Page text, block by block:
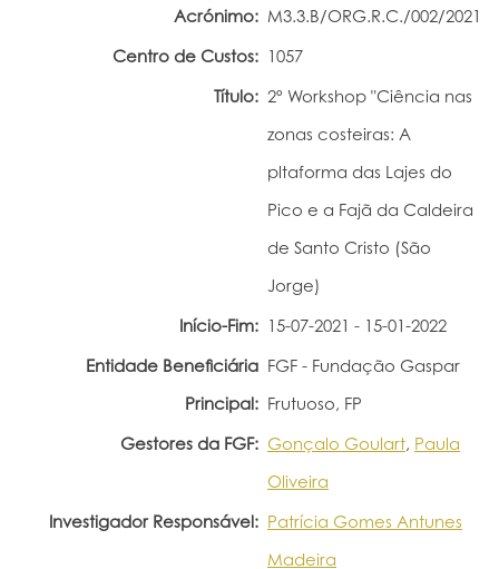
Acrónimo: M3.3.B/ORG.R.C./002/2021
Centro de Custos: 1057
Título: 2º Workshop "Ciência nas
zonas costeiras: A
pltaforma das Lajes do
Pico e a Fajã da Caldeira
de Santo Cristo (São
Jorge)
Início-Fim: 15-07-2021 - 15-01-2022
Entidade Beneficiária
Principal:
FGF - Fundação Gaspar
Frutuoso, FP
Gestores da FGF: Gonçalo Goulart, Paula
Oliveira
Investigador Responsável: Patrícia Gomes Antunes
Madeira